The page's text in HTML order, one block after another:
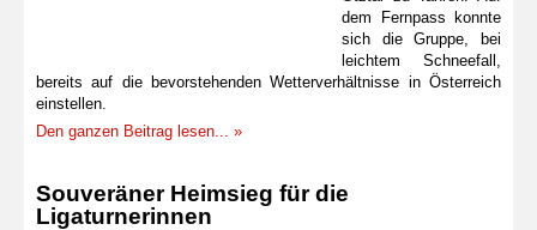
dem Fernpass konnte
sich die Gruppe, bei
leichtem Schneefall,
bereits auf die bevorstehenden Wetterverhältnisse in Österreich
einstellen.
Den ganzen Beitrag lesen... »
Souveräner Heimsieg für die
Ligaturnerinnen